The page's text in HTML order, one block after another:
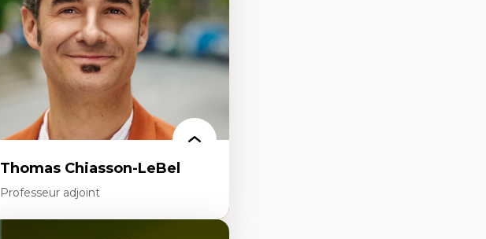
Thomas Chiasson-LeBel
Professeur adjoint